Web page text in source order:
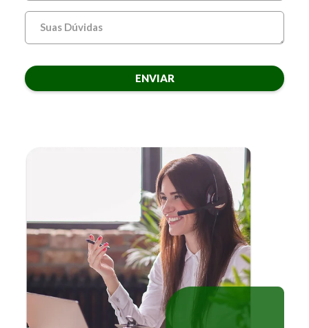
ENVIAR